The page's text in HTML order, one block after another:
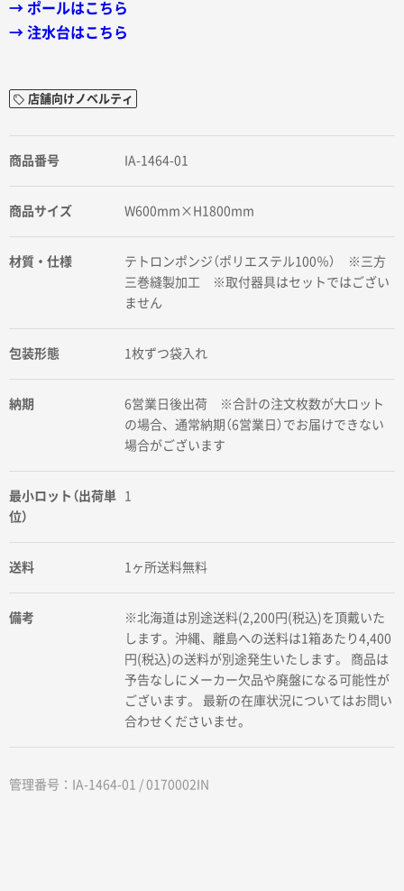
→ ポールはこちら
→ 注水台はこちら
店舗向けノベルティ
商品番号 IA-1464-01
商品サイズ W600mm×H1800mm
材質・仕様
テトロンポンジ（ポリエステル100％） ※三方
三巻縫製加工 ※取付器具はセットではござい
ません
包装形態 1枚ずつ袋入れ
納期
6営業日後出荷 ※合計の注文枚数が大ロット
の場合、通常納期（6営業日）でお届けできない
場合がございます
最小ロット（出荷単
位）
1
送料 1ヶ所送料無料
備考
※北海道は別途送料(2,200円(税込)を頂戴いた
します。沖縄、離島への送料は1箱あたり4,400
円(税込)の送料が別途発生いたします。 商品は
予告なしにメーカー欠品や廃盤になる可能性が
ございます。 最新の在庫状況についてはお問い
合わせくださいませ。
管理番号：IA-1464-01 / 0170002IN